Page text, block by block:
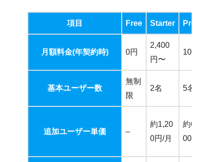
項目 Free Starter
月額料金(年契約時) 0円
2,400
円〜
106,800
基本ユーザー数
無制
限
2名 5名
追加ユーザー単価 –
約1,20
0円/月
約6,000
00円/月